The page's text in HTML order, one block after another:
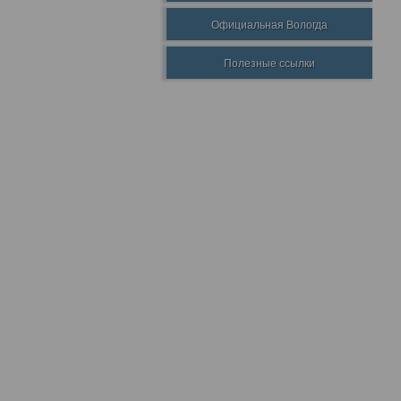
Официальная Вологда
Полезные ссылки